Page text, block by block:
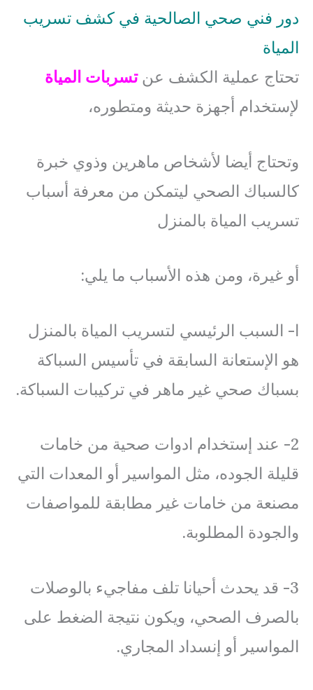
دور فني صحي الصالحية في كشف تسريب
المياة
تحتاج عملية الكشف عنتسربات المياة
لإستخدام أجهزة حديثة ومتطوره،
وتحتاج أيضا لأشخاص ماهرين وذوي خبرة
كالسباك الصحي ليتمكن من معرفة أسباب
تسريب المياة بالمنزل
أو غيرة، ومن هذه الأسباب ما يلي:
ا- السبب الرئيسي لتسريب المياة بالمنزل
هو الإستعانة السابقة في تأسيس السباكة
بسباك صحي غير ماهر في تركيبات السباكة.
2- عند إستخدام ادوات صحية من خامات
قليلة الجوده، مثل المواسير أو المعدات التي
مصنعة من خامات غير مطابقة للمواصفات
والجودة المطلوبة.
3- قد يحدث أحيانا تلف مفاجيء بالوصلات
بالصرف الصحي، ويكون نتيجة الضغط على
المواسير أو إنسداد المجاري.